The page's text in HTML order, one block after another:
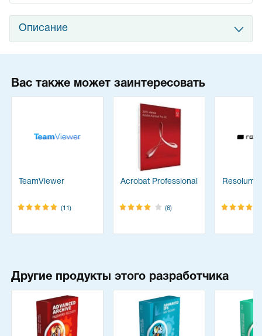
Описание
Вас также может заинтересовать
TeamViewer
(11)
Acrobat Professional
(6)
Resolume
Другие продукты этого разработчика